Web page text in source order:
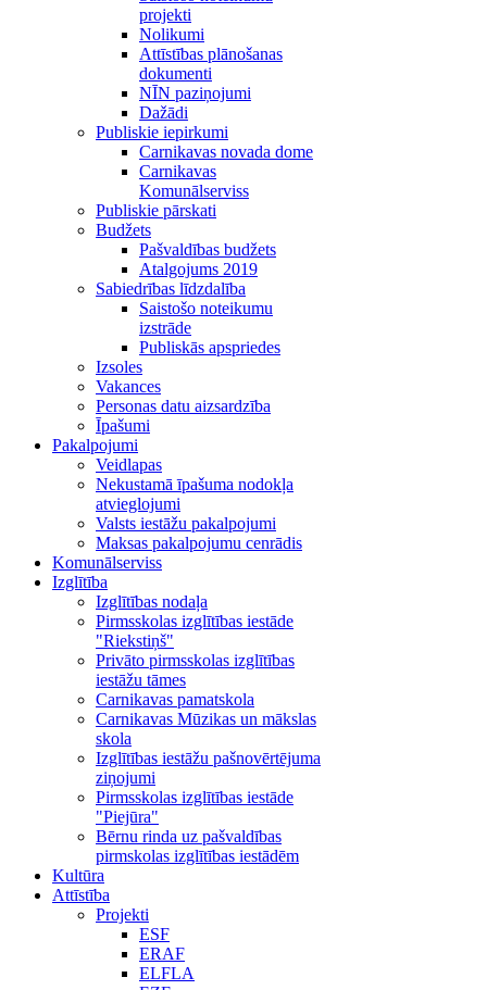
projekti
Nolikumi
Attīstības plānošanas
dokumenti
NĪN paziņojumi
Dažādi
Publiskie iepirkumi
Carnikavas novada dome
Carnikavas
Komunālserviss
Publiskie pārskati
Budžets
Pašvaldības budžets
Atalgojums 2019
Sabiedrības līdzdalība
Saistošo noteikumu
izstrāde
Publiskās apspriedes
Izsoles
Vakances
Personas datu aizsardzība
Īpašumi
Pakalpojumi
Veidlapas
Nekustamā īpašuma nodokļa
atvieglojumi
Valsts iestāžu pakalpojumi
Maksas pakalpojumu cenrādis
Komunālserviss
Izglītība
Izglītības nodaļa
Pirmsskolas izglītības iestāde
"Riekstiņš"
Privāto pirmsskolas izglītības
iestāžu tāmes
Carnikavas pamatskola
Carnikavas Mūzikas un mākslas
skola
Izglītības iestāžu pašnovērtējuma
ziņojumi
Pirmsskolas izglītības iestāde
"Piejūra"
Bērnu rinda uz pašvaldības
pirmskolas izglītības iestādēm
Kultūra
Attīstība
Projekti
ESF
ERAF
ELFLA